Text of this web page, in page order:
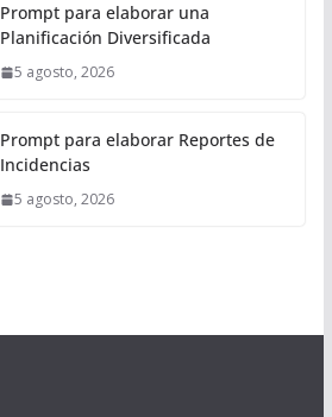
Prompt para elaborar una
Planificación Diversificada
5 agosto, 2026
Prompt para elaborar Reportes de
Incidencias
5 agosto, 2026